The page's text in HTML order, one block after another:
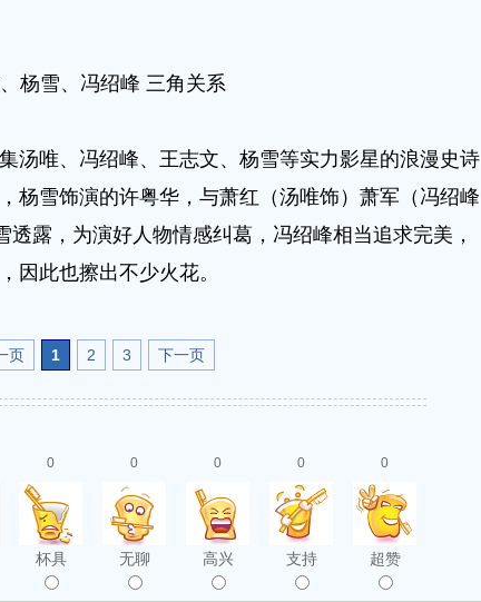
杨雪、冯绍峰 三角关系
唯、冯绍峰、王志文、杨雪等实力影星的浪漫史诗
杨雪饰演的许粤华，与萧红（汤唯饰）萧军（冯绍峰
透露，为演好人物情感纠葛，冯绍峰相当追求完美，
因此也擦出不少火花。
页 1 2 3 下一页
0
杯具
0
无聊
0
高兴
0
支持
0
超赞